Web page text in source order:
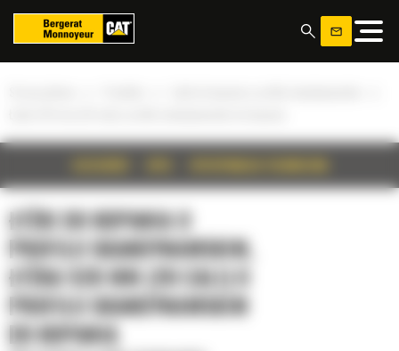
ŁYŻKI DO KOPANIA O
PROFILU SKANDYNAWSKIM,
ŁYŻKA 520 MM (20 CALI) O
PROFILU SKANDYNAWSKIM
DO KOPANIA
Panel zarządzania plikami cookies